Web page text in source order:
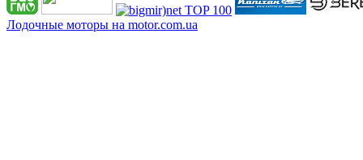
Лодочные моторы на motor.com.ua